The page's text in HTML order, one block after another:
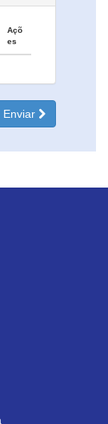
Açõ
es
Enviar